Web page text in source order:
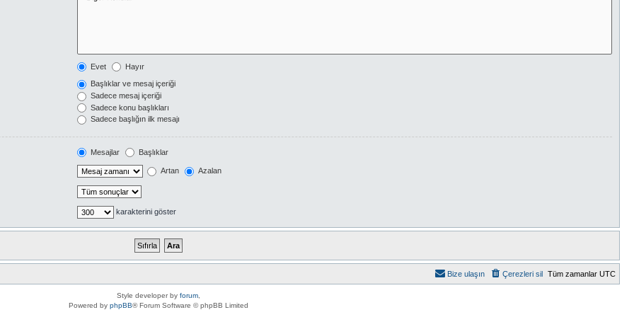
Evet Hayır
Başlıklar ve mesaj içeriği
Sadece mesaj içeriği
Sadece konu başlıkları
Sadece başlığın ilk mesajı
Mesajlar Başlıklar
Artan Azalan
karakterini göster
Tüm zamanlar UTC
Çerezleri sil
Bize ulaşın
Style developer by forum,
Powered by phpBB® Forum Software © phpBB Limited